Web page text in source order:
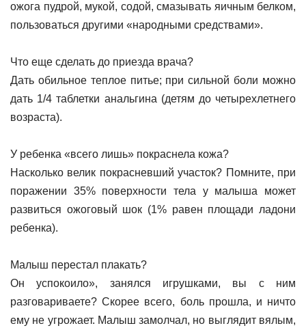
ожога пудрой, мукой, содой, смазывать яичным белком,
пользоваться другими «народными средствами».
Что еще сделать до приезда врача?
Дать обильное теплое питье; при сильной боли можно
дать 1/4 таблетки анальгина (детям до четырехлетнего
возраста).
У ребенка «всего лишь» покраснела кожа?
Насколько велик покрасневший участок? Помните, при
поражении 35% поверхности тела у малыша может
развиться ожоговый шок (1% равен площади ладони
ребенка).
Малыш перестал плакать?
Он успокоило», занялся игрушками, вы с ним
разговариваете? Скорее всего, боль прошла, и ничто
ему не угрожает. Малыш замолчал, но выглядит вялым,